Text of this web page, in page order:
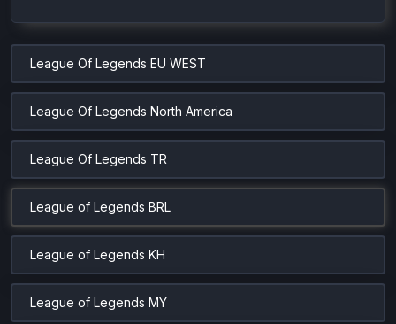
League Of Legends EU WEST
League Of Legends North America
League Of Legends TR
League of Legends BRL
League of Legends KH
League of Legends MY